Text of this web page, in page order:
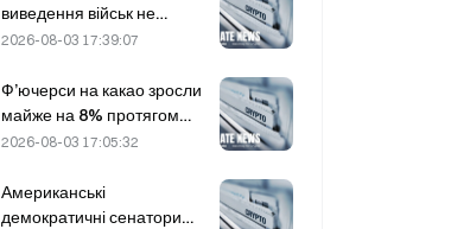
виведення військ не
відбудеться, доки ХАМАС
2026-08-03 17:39:07
Ф’ючерси на какао зросли
майже на 8% протягом
дня в п’ятницю, що стало
учасників ринку
2026-08-03 17:05:32
Американські
демократичні сенатори